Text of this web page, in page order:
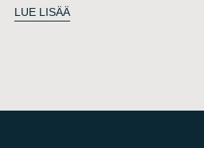
LUE LISÄÄ